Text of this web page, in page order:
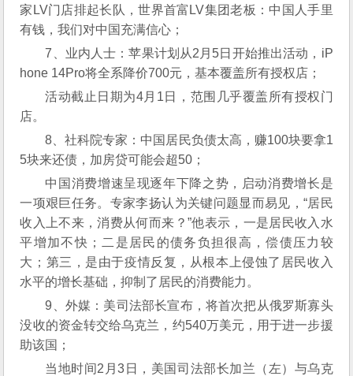
家LV门店排起长队，世界首富LV集团老板：中国人手里
有钱，我们对中国充满信心；
7、业内人士：苹果计划从2月5日开始推出活动，iP
hone 14Pro将全系降价700元，基本覆盖所有授权店；
活动截止日期为4月1日，范围几乎覆盖所有授权门
店。
8、社科院专家：中国居民负债太高，赚100块要拿1
5块来还债，加房贷可能会超50；
中国消费增速呈现逐年下降之势，启动消费增长是
一项艰巨任务。专家李扬认为关键问题显而易见，“居民
收入上不来，消费从何而来？”他表示，一是居民收入水
平增加不快；二是居民的债务负担很高，偿债压力较
大；第三，是由于疫情反复，从根本上侵蚀了居民收入
水平的增长基础，抑制了居民的消费能力。
9、外媒：美司法部长宣布，将首次把从俄罗斯寡头
没收的资金转交给乌克兰，约540万美元，用于进一步援
助该国；
当地时间2月3日，美国司法部长加兰（左）与乌克